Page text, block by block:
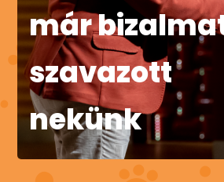
már
szavazott
nekünk